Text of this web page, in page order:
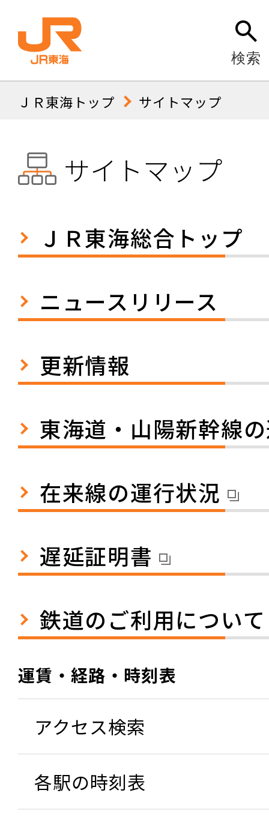
検索
ＪＲ東海トップ サイトマップ
サイトマップ
ＪＲ東海総合トップ
ニュースリリース
更新情報
東海道・山陽新幹線
在来線の運行状況
遅延証明書
鉄道のご利用について
運賃・経路・時刻表
アクセス検索
各駅の時刻表